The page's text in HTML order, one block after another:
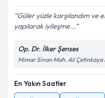
Güler yüzle karşılandım ve
yapılarak iyileşme...
Op. Dr. İlker Şenses
Mimar Sinan Mah. Ali Çetinkaya
En Yakın Saatler